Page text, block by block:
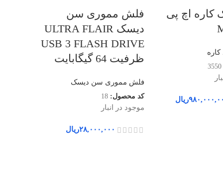
کاره اچ پی
کاره
3550
ریال
فلش مموری سن
دیسک ULTRA FLAIR
USB 3 FLASH DRIVE
ظرفیت 64 گیگابایت
فلش مموری سن دیسک
کد محصول: 18
موجود در انبار
۲۸,۰۰۰,۰۰۰ریال